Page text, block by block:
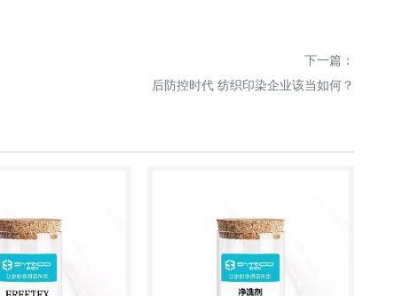
下一篇：
后防控时代 纺织印染企业该当如何？